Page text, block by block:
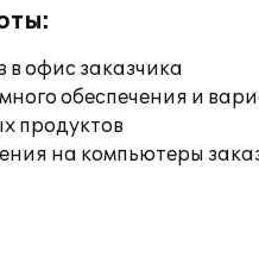
офис заказчика
обеспечения и
продуктов
на компьютеры